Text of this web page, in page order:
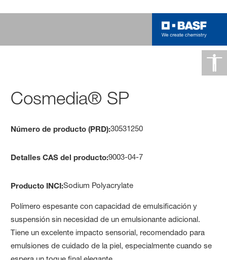
Cosmedia® SP
Número de producto (PRD):30531250
Detalles CAS del producto:9003-04-7
Producto INCI:Sodium Polyacrylate
Polímero espesante con capacidad de emulsificación y
suspensión sin necesidad de un emulsionante adicional.
Tiene un excelente impacto sensorial, recomendado para
emulsiones de cuidado de la piel, especialmente cuando se